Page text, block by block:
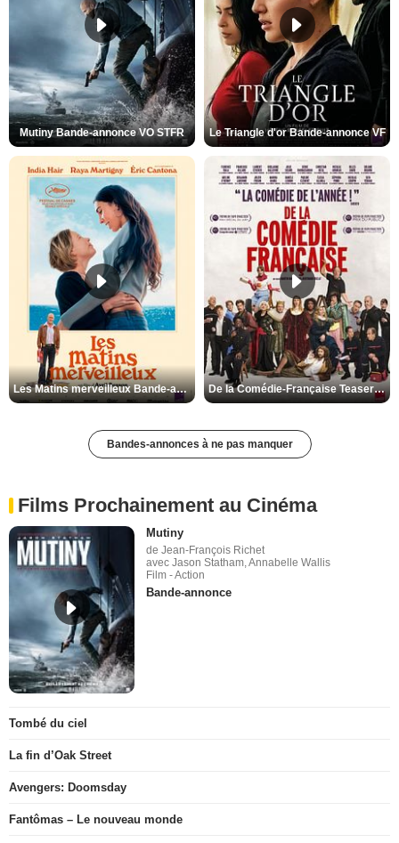
Mutiny Bande-annonce VO STFR Le Triangle d'or Bande-annonce VF
Les Matins merveilleux Bande-annonce VF De la Comédie-Française Teaser VF
Bandes-annonces à ne pas manquer
Films Prochainement au Cinéma
Mutiny
de Jean-François Richet
avec Jason Statham, Annabelle Wallis
Film - Action
Bande-annonce
Tombé du ciel
La fin d’Oak Street
Avengers: Doomsday
Fantômas – Le nouveau monde